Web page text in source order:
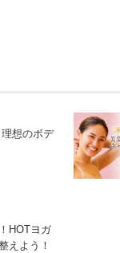
想のボデ
HOTヨガ
えよう！